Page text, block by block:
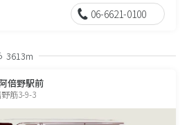
06-6621-0100
3613m
倍野駅前
筋3-9-3